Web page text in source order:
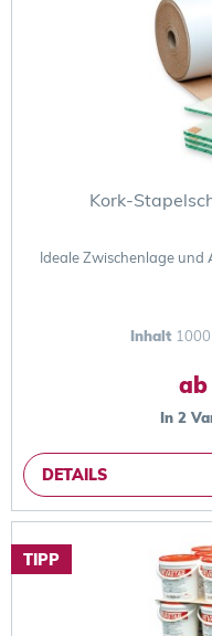
Kork-
Ideale Zwischenlage
Inhalt
ab
In 2
DETAILS
TIPP